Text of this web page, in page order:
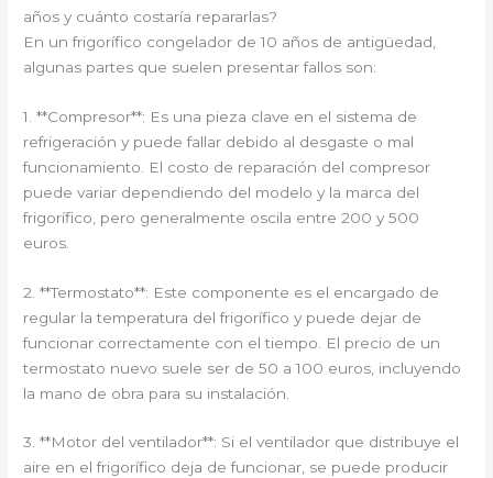
años y cuánto costaría repararlas?
En un frigorífico congelador de 10 años de antigüedad,
algunas partes que suelen presentar fallos son:
1. **Compresor**: Es una pieza clave en el sistema de
refrigeración y puede fallar debido al desgaste o mal
funcionamiento. El costo de reparación del compresor
puede variar dependiendo del modelo y la marca del
frigorífico, pero generalmente oscila entre 200 y 500
euros.
2. **Termostato**: Este componente es el encargado de
regular la temperatura del frigorífico y puede dejar de
funcionar correctamente con el tiempo. El precio de un
termostato nuevo suele ser de 50 a 100 euros, incluyendo
la mano de obra para su instalación.
3. **Motor del ventilador**: Si el ventilador que distribuye el
aire en el frigorífico deja de funcionar, se puede producir